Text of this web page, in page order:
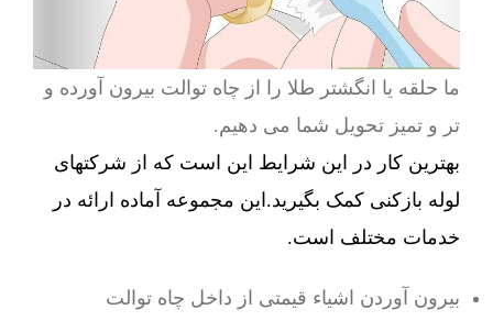
ما حلقه یا انگشتر طلا را از چاه توالت بیرون آورده و
تر و تمیز تحویل شما می دهیم.
بهترین کار در این شرایط این است که از شرکتهای
لوله بازکنی کمک بگیرید.این مجموعه آماده ارائه در
خدمات مختلف است.
بیرون آوردن اشیاء قیمتی از داخل چاه توالت